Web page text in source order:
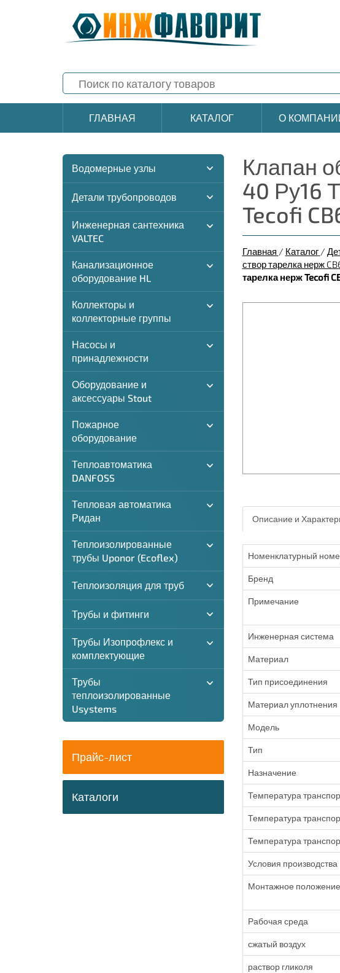
ГЛАВНАЯ КАТАЛОГ О
Водомерные узлы
Детали трубопроводов
Инженерная сантехника
VALTEC
Канализационное
оборудование HL
Коллекторы и
коллекторные группы
Насосы и
принадлежности
Оборудование и
аксессуары Stout
Пожарное
оборудование
Теплоавтоматика
DANFOSS
Тепловая автоматика
Ридан
Теплоизолированные
трубы Uponor (Ecoflex)
Теплоизоляция для труб
Трубы и фитинги
Трубы Изопрофлекс и
комплектующие
Трубы
теплоизолированные
Usystems
Прайс-лист
Каталоги
Клапан
40 Ру16
Tecofi
Главная / Каталог /
створ тарелка нерж
тарелка нерж Tecofi
Описание и
Номенклатурный
Бренд
Примечание
Инженерная система
Материал
Тип присоединения
Материал уплотнения
Модель
Тип
Назначение
Температура
Температура
Температура
Условия производства
Монтажное положение
Рабочая среда
сжатый воздух
раствор гликоля